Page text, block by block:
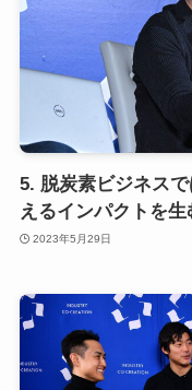
5. 脱炭素ビジネス
えるインパクトを生
2023年5月29日